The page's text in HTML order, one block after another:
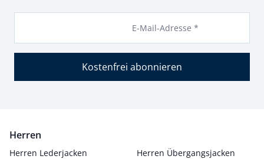
E-Mail-Adresse *
Kostenfrei abonnieren
Herren
Herren Lederjacken
Herren Übergangsjacken